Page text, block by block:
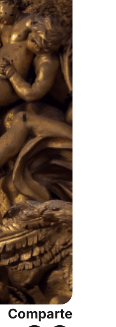
Comparte